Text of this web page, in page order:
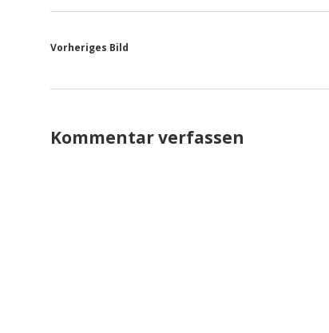
Vorheriges Bild
Kommentar verfassen